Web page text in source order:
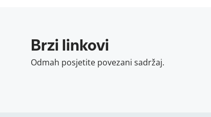
Brzi linkovi
Odmah posjetite povezani sadržaj.